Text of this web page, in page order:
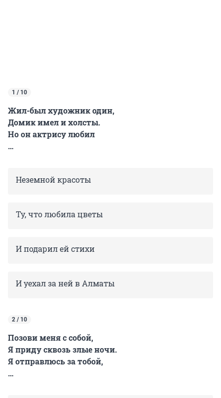
1 / 10
Жил-был художник один,
Домик имел и холсты.
Но он актрису любил
…
Неземной красоты
Ту, что любила цветы
И подарил ей стихи
И уехал за ней в Алматы
2 / 10
Позови меня с собой,
Я приду сквозь злые ночи.
Я отправлюсь за тобой,
…